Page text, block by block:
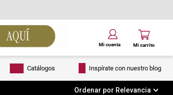
Catálogos Inspírate con nuestro blog
Ordenar por Relevancia